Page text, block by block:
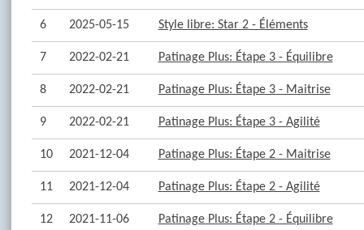
6 2025-05-15 Style libre: Star 2 - Éléments
7 2022-02-21 Patinage Plus: Étape 3 - Équilibre
8 2022-02-21 Patinage Plus: Étape 3 - Maitrise
9 2022-02-21 Patinage Plus: Étape 3 - Agilité
10 2021-12-04 Patinage Plus: Étape 2 - Maitrise
11 2021-12-04 Patinage Plus: Étape 2 - Agilité
12 2021-11-06 Patinage Plus: Étape 2 - Équilibre